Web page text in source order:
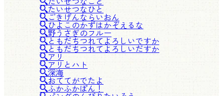
たいせつなひと
ごきげんならいおん
ひよこのかずはかぞえるな
野うさぎのフルー
ともだちつれてよろしいですか
ともだちつれてよろしいだすか
アリ
アリとハト
深海
おててがでたよ
ふかふかぽん！